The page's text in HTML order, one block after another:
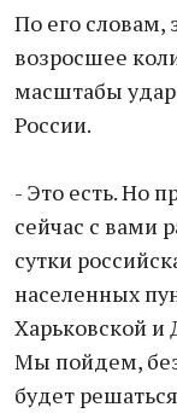
По его словам,
возросшее
масштабы
России.
- Это есть. Но
сейчас с вами
сутки
населенных
Харьковской и
Мы пойдем,
будет